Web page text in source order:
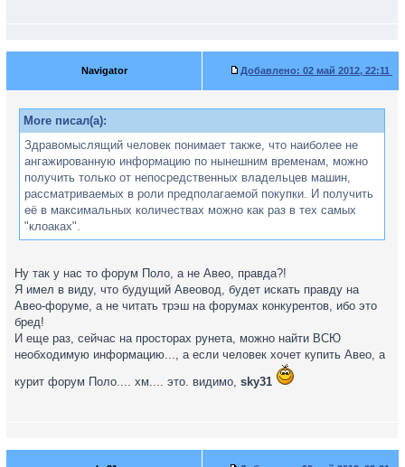
Navigator Добавлено: 02 май 2012, 22:11
More писал(а):
Здравомыслящий человек понимает также, что наиболее не
ангажированную информацию по нынешним временам, можно
получить только от непосредственных владельцев машин,
рассматриваемых в роли предполагаемой покупки. И получить
её в максимальных количествах можно как раз в тех самых
"клоаках".
Ну так у нас то форум Поло, а не Авео, правда?!
Я имел в виду, что будущий Авеовод, будет искать правду на
Авео-форуме, а не читать трэш на форумах конкурентов, ибо это
бред!
И еще раз, сейчас на просторах рунета, можно найти ВСЮ
необходимую информацию..., а если человек хочет купить Авео, а
курит форум Поло.... хм.... это. видимо, sky31